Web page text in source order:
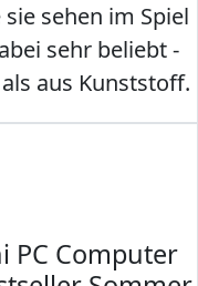
sehen im Spiel
sehr beliebt -
aus Kunststoff.
PC Computer